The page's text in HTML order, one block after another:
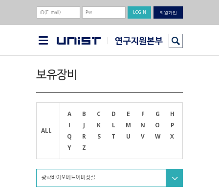
회원가입
보유장비
ALL
A B C D E F G
H
I
J K L M N O
P
Q
R S T U V W
X
Y
Z
광학바이오메드이미징실